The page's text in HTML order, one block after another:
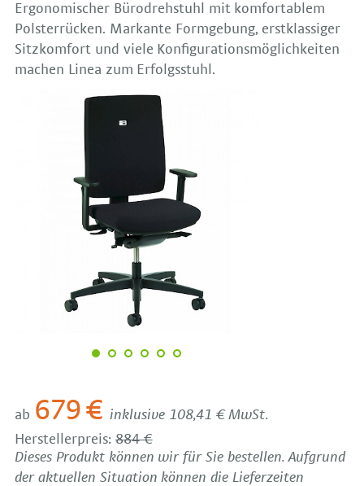
Ergonomischer Bürodrehstuhl mit komfortablem
Polsterrücken. Markante Formgebung, erstklassiger
Sitzkomfort und viele Konfigurationsmöglichkeiten
machen Linea zum Erfolgsstuhl.
ab 679 € inklusive 108,41 € MwSt.
Herstellerpreis:884 €
Dieses Produkt können wir für Sie bestellen. Aufgrund
der aktuellen Situation können die Lieferzeiten